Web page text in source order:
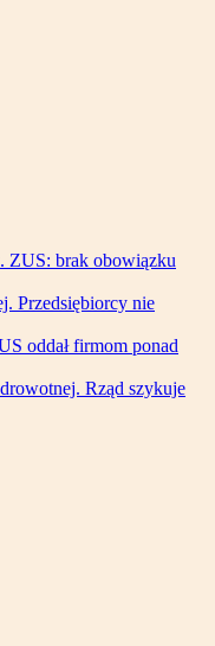
ZUS: brak obowiązku
Przedsiębiorcy nie
oddał firmom ponad
Rząd szykuje